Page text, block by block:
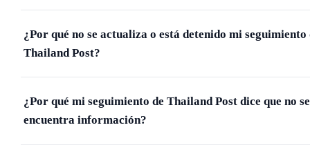
¿Por qué no se actualiza o está detenido mi seguimiento
Thailand Post?
¿Por qué mi seguimiento de Thailand Post dice que no se
encuentra información?